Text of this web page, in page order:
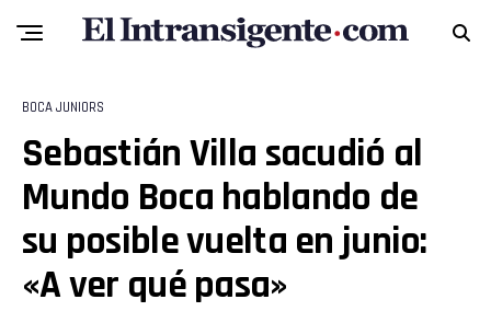
BOCA JUNIORS
Sebastián Villa sacudió al
Mundo Boca hablando de
su posible vuelta en junio:
«A ver qué pasa»